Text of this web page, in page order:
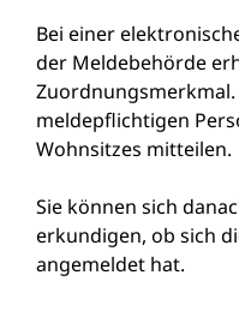
Bei einer
der Meldebehörde
Zuordnungsmerkmal.
meldepflichtigen
Wohnsitzes mitteilen.
Sie können sich
erkundigen, ob sich
angemeldet hat.